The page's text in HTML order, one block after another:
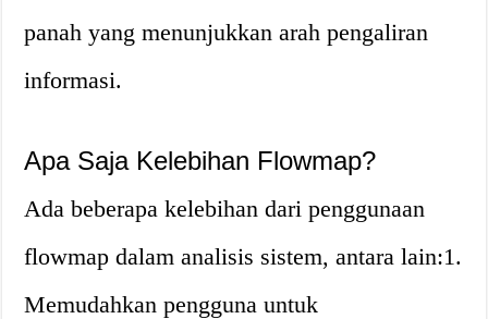
panah yang menunjukkan arah pengaliran
informasi.
Apa Saja Kelebihan Flowmap?
Ada beberapa kelebihan dari penggunaan
flowmap dalam analisis sistem, antara lain:1.
Memudahkan pengguna untuk